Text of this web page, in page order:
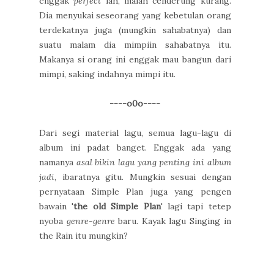
Dia menyukai seseorang yang kebetulan orang
terdekatnya juga (mungkin sahabatnya) dan
suatu malam dia mimpiin sahabatnya itu.
Makanya si orang ini enggak mau bangun dari
mimpi, saking indahnya mimpi itu.
----o0o----
Dari segi material lagu, semua lagu-lagu di
album ini padat banget. Enggak ada yang
namanya asal bikin lagu yang penting ini album
jadi, ibaratnya gitu. Mungkin sesuai dengan
pernyataan Simple Plan juga yang pengen
bawain 'the old Simple Plan' lagi tapi tetep
nyoba genre-genrebaru. Kayak lagu Singing in
the Rain itu mungkin?